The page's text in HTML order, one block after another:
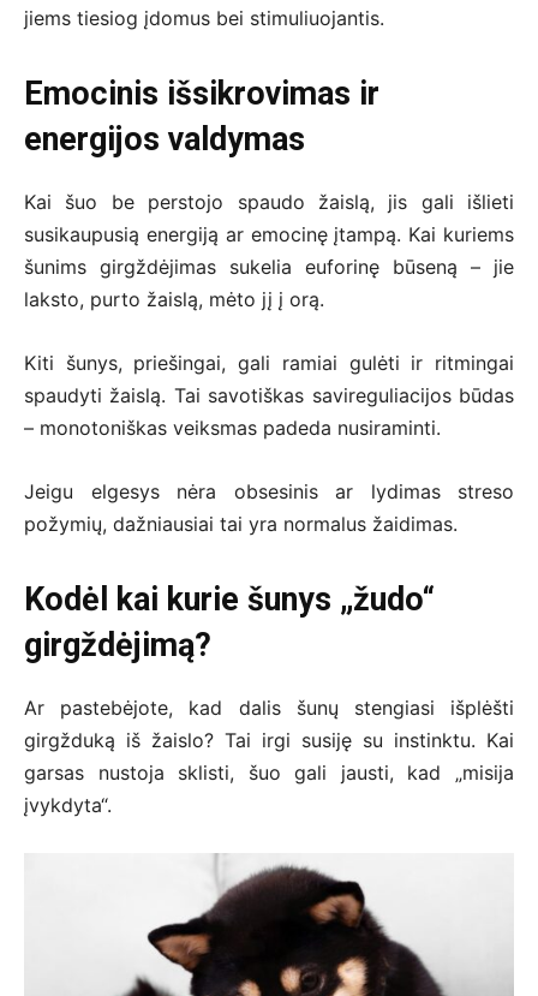
jiems tiesiog įdomus bei stimuliuojantis.
Emocinis išsikrovimas ir
energijos valdymas
Kai šuo be perstojo spaudo žaislą, jis gali išlieti
susikaupusią energiją ar emocinę įtampą. Kai kuriems
šunims girgždėjimas sukelia euforinę būseną – jie
laksto, purto žaislą, mėto jį į orą.
Kiti šunys, priešingai, gali ramiai gulėti ir ritmingai
spaudyti žaislą. Tai savotiškas savireguliacijos būdas
– monotoniškas veiksmas padeda nusiraminti.
Jeigu elgesys nėra obsesinis ar lydimas streso
požymių, dažniausiai tai yra normalus žaidimas.
Kodėl kai kurie šunys „žudo“
girgždėjimą?
Ar pastebėjote, kad dalis šunų stengiasi išplėšti
girgžduką iš žaislo? Tai irgi susiję su instinktu. Kai
garsas nustoja sklisti, šuo gali jausti, kad „misija
įvykdyta“.